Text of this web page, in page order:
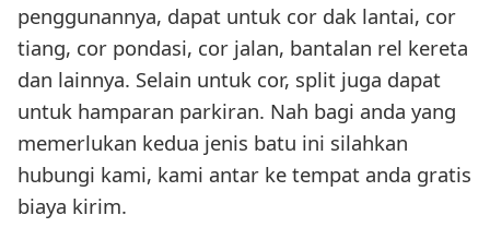
penggunannya, dapat untuk cor dak lantai, cor
tiang, cor pondasi, cor jalan, bantalan rel kereta
dan lainnya. Selain untuk cor, split juga dapat
untuk hamparan parkiran. Nah bagi anda yang
memerlukan kedua jenis batu ini silahkan
hubungi kami, kami antar ke tempat anda gratis
biaya kirim.